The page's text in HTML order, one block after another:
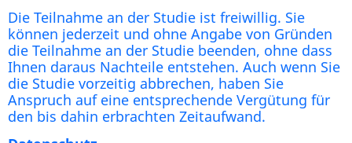
Die Teilnahme an der Studie ist freiwillig. Sie
können jederzeit und ohne Angabe von Gründen
die Teilnahme an der Studie beenden, ohne dass
Ihnen daraus Nachteile entstehen. Auch wenn Sie
die Studie vorzeitig abbrechen, haben Sie
Anspruch auf eine entsprechende Vergütung für
den bis dahin erbrachten Zeitaufwand.